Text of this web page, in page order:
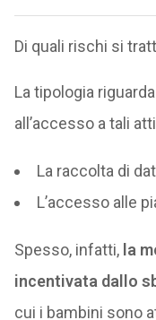
Di quali rischi si
La tipologia
all’accesso a tali
La raccolta di
L’accesso alle
Spesso, infatti, la
incentivata dallo
cui i bambini sono